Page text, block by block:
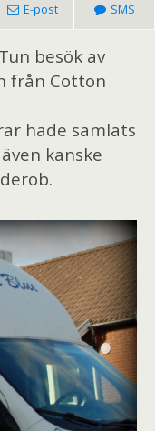
E-post SMS
besök av
från Cotton
hade samlats
kanske